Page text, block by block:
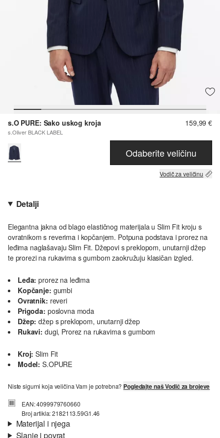
s.O PURE: Sako uskog kroja
s.Oliver BLACK LABEL
159,99 €
Odaberite veličinu
Vodič za veličinu
Detalji
Elegantna jakna od blago elastičnog materijala u Slim Fit kroju s
ovratnikom s reverima i kopčanjem. Potpuna podstava i prorez na
leđima naglašavaju Slim Fit. Džepovi s preklopom, unutarnji džep
te prorezi na rukavima s gumbom zaokružuju klasičan izgled.
Leđa: prorez na leđima
Kopčanje: gumbi
Ovratnik: reveri
Prigoda: poslovna moda
Džep: džep s preklopom, unutarnji džep
Rukavi: dugi, Prorez na rukavima s gumbom
Kroj: Slim Fit
Model: S.OPURE
Niste sigurni koja veličina Vam je potrebna? Pogledajte naš Vodič za brojeve
EAN: 4099979760660
Broj artikla: 2182113.59G1.46
Materijal i njega
Slanje i povrat